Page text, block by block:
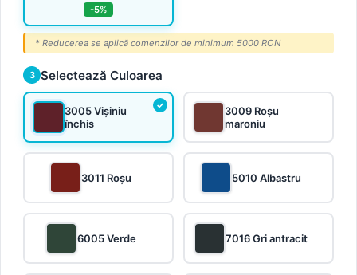
-5%
* Reducerea se aplică comenzilor de minimum 5000 RON
3 Selectează Culoarea
3005 Vișiniu
închis
3009 Roșu
maroniu
3011 Roșu 5010 Albastru
6005 Verde 7016 Gri antracit